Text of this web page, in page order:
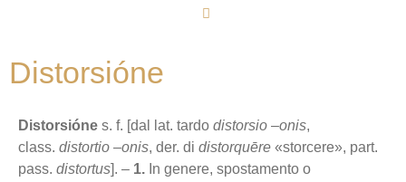
Distorsióne
Distorsióne s. f. [dal lat. tardo distorsio –onis,
class. distortio –onis, der. di distorquēre «storcere», part.
pass. distortus]. – 1. In genere, spostamento o